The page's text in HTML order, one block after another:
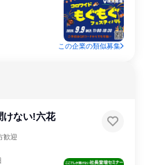
この企業の類似募集
けない!六花
歓迎